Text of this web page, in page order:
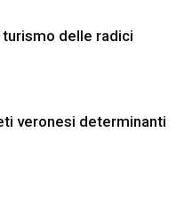
delle radici
veronesi determinanti